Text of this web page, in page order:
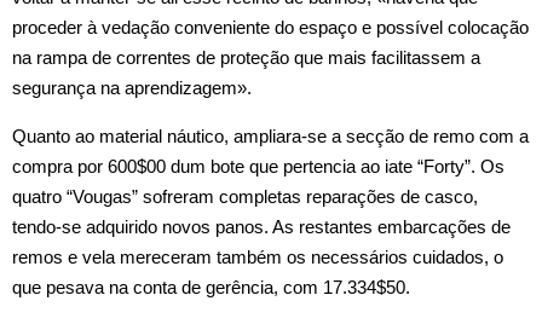
proceder à vedação conveniente do espaço e possível colocação
na rampa de correntes de proteção que mais facilitassem a
segurança na aprendizagem».
Quanto ao material náutico, ampliara‑se a secção de remo com a
compra por 600$00 dum bote que pertencia ao iate “Forty”. Os
quatro “Vougas” sofreram completas reparações de casco,
tendo‑se adquirido novos panos. As restantes embarcações de
remos e vela mereceram também os necessários cuidados, o
que pesava na conta de gerência, com 17.334$50.